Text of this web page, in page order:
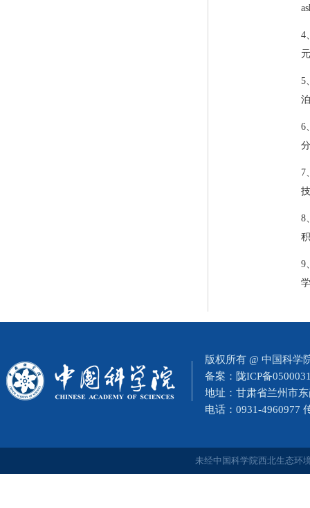
4
5
6
7
8
9
版权所有 @ 中国科学
备案： 陇ICP备
地址：甘肃省兰州市
电话：0931-4960977
未经中国科学院西北生态环